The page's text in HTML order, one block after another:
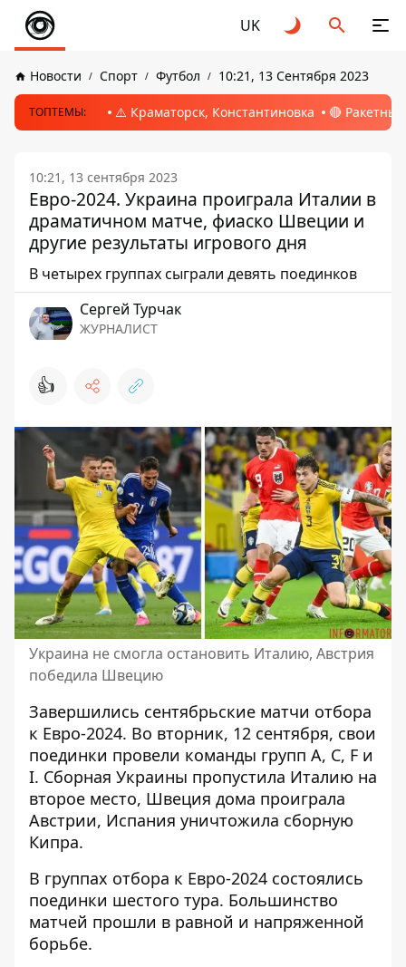
UK
Новости Спорт Футбол 10:21, 13 Сентября 2023
ТОПТЕМЫ: ⚠️ Краматорск, Константиновка 🔴
10:21, 13 сентября 2023
Евро-2024. Украина проиграла Италии в
драматичном матче, фиаско Швеции и
другие результаты игрового дня
В четырех группах сыграли девять поединков
Сергей Турчак
ЖУРНАЛИСТ
👍
Украина не смогла остановить Италию, Австрия
победила Швецию
Завершились сентябрьские матчи отбора
к Евро-2024. Во вторник, 12 сентября, свои
поединки провели команды групп А, С, F и
I. Сборная Украины пропустила Италию на
второе место, Швеция дома проиграла
Австрии, Испания уничтожила сборную
Кипра.
В группах отбора к Евро-2024 состоялись
поединки шестого тура. Большинство
матчей прошли в равной и напряженной
борьбе.